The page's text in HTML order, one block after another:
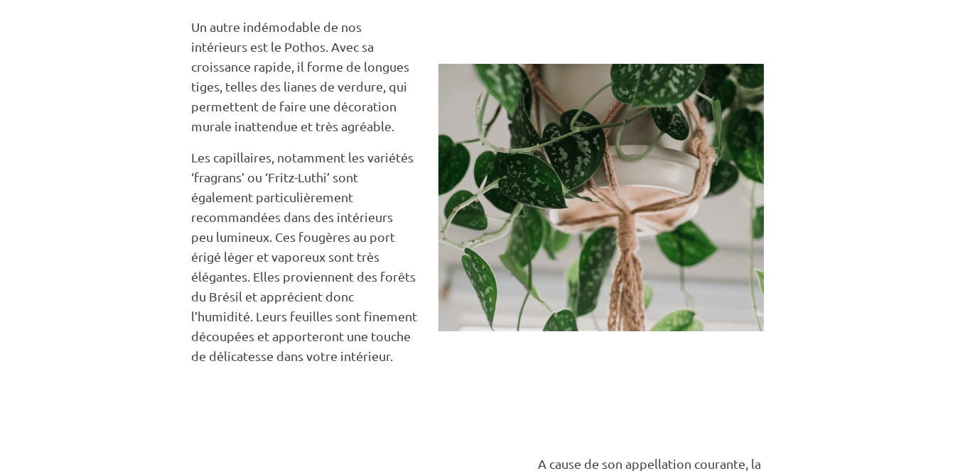
Un autre indémodable de nos
intérieurs est le Pothos. Avec sa
croissance rapide, il forme de longues
tiges, telles des lianes de verdure, qui
permettent de faire une décoration
murale inattendue et très agréable.
Les capillaires, notamment les variétés
‘fragrans’ ou ‘Fritz-Luthi’ sont
également particulièrement
recommandées dans des intérieurs
peu lumineux. Ces fougères au port
érigé léger et vaporeux sont très
élégantes. Elles proviennent des forêts
du Brésil et apprécient donc
l’humidité. Leurs feuilles sont finement
découpées et apporteront une touche
de délicatesse dans votre intérieur.
A cause de son appellation courante, la